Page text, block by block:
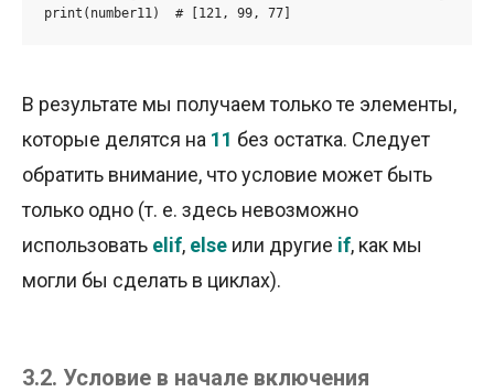
print(number11)  # [121, 99, 77]
В результате мы получаем только те элементы,
которые делятся на 11 без остатка. Следует
обратить внимание, что условие может быть
только одно (т. е. здесь невозможно
использовать elif, else или другие if, как мы
могли бы сделать в циклах).
3.2. Условие в начале включения